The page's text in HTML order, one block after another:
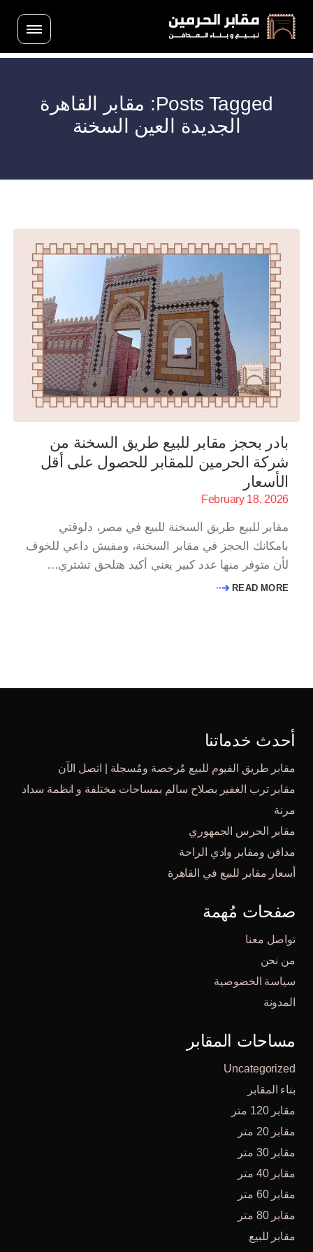
Posts Tagged: مقابر القاهرة
الجديدة العين السخنة
بادر بحجز مقابر للبيع طريق السخنة من
شركة الحرمين للمقابر للحصول على أقل
الأسعار
February 18, 2026
مقابر للبيع طريق السخنة للبيع في مصر، دلوقتي
بامكانك الحجز في مقابر السخنة، ومفيش داعي للخوف
لأن متوفر منها عدد كبير يعني أكيد هتلحق تشتري…
READ MORE
أحدث خدماتنا
مقابر طريق الفيوم للبيع مٌرخصة ومُسجلة | اتصل الآن
مقابر ترب الغفير بصلاح سالم بمساحات مختلفة و انظمة سداد
مرنة
مقابر الحرس الجمهوري
مدافن ومقابر وادي الراحة
أسعار مقابر للبيع في القاهرة
صفحات مُهمة
تواصل معنا
من نحن
سياسة الخصوصية
المدونة
مساحات المقابر
Uncategorized
بناء المقابر
مقابر 120 متر
مقابر 20 متر
مقابر 30 متر
مقابر 40 متر
مقابر 60 متر
مقابر 80 متر
مقابر للبيع